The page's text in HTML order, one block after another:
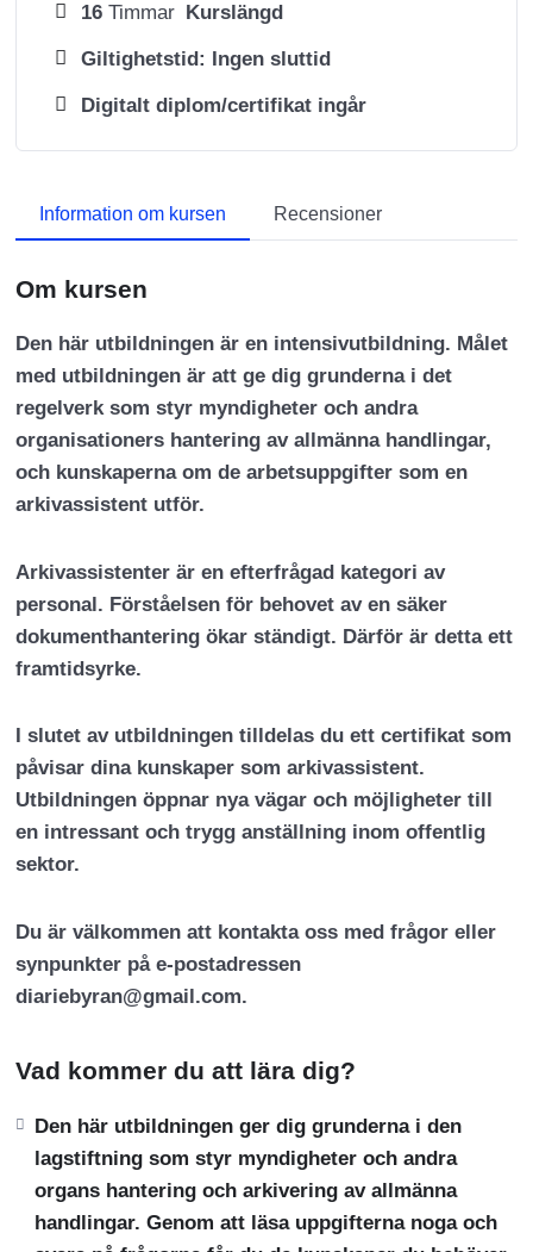
16Timmar Kurslängd
Giltighetstid: Ingen sluttid
Digitalt diplom/certifikat ingår
Information om kursen Recensioner
Om kursen
Den här utbildningen är en intensivutbildning. Målet
med utbildningen är att ge dig grunderna i det
regelverk som styr myndigheter och andra
organisationers hantering av allmänna handlingar,
och kunskaperna om de arbetsuppgifter som en
arkivassistent utför.
Arkivassistenter är en efterfrågad kategori av
personal. Förståelsen för behovet av en säker
dokumenthantering ökar ständigt. Därför är detta ett
framtidsyrke.
I slutet av utbildningen tilldelas du ett certifikat som
påvisar dina kunskaper som arkivassistent.
Utbildningen öppnar nya vägar och möjligheter till
en intressant och trygg anställning inom offentlig
sektor.
Du är välkommen att kontakta oss med frågor eller
synpunkter på e-postadressen
diariebyran@gmail.com.
Vad kommer du att lära dig?
Den här utbildningen ger dig grunderna i den
lagstiftning som styr myndigheter och andra
organs hantering och arkivering av allmänna
handlingar. Genom att läsa uppgifterna noga och